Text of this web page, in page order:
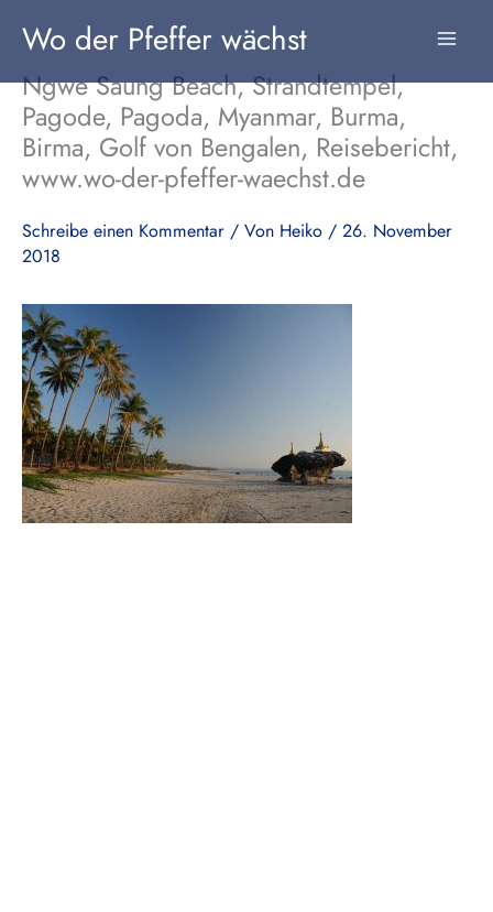
Inhalt
springen
Wo der Pfeffer wächst
Ngwe Saung Beach, Strandtempel,
Pagode, Pagoda, Myanmar, Burma,
Birma, Golf von Bengalen, Reisebericht,
www.wo-der-pfeffer-waechst.de
Schreibe einen Kommentar / Von Heiko / 26. November
2018